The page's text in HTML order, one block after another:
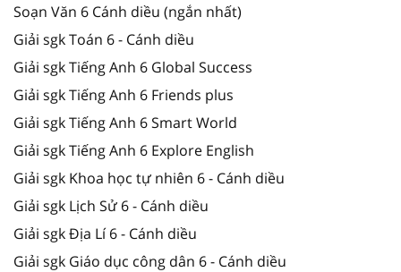
Soạn Văn 6 Cánh diều (ngắn nhất)
Giải sgk Toán 6 - Cánh diều
Giải sgk Tiếng Anh 6 Global Success
Giải sgk Tiếng Anh 6 Friends plus
Giải sgk Tiếng Anh 6 Smart World
Giải sgk Tiếng Anh 6 Explore English
Giải sgk Khoa học tự nhiên 6 - Cánh diều
Giải sgk Lịch Sử 6 - Cánh diều
Giải sgk Địa Lí 6 - Cánh diều
Giải sgk Giáo dục công dân 6 - Cánh diều